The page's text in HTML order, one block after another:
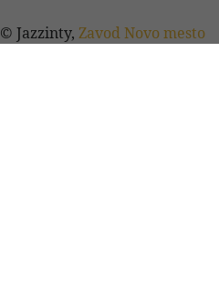
© Jazzinty, Zavod Novo mesto